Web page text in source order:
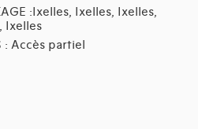
:Ixelles, Ixelles, Ixelles,
Ixelles
: Accès partiel